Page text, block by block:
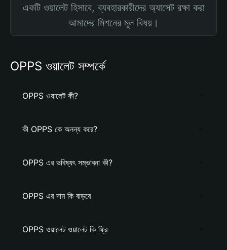
একটি ওয়ালেট হিসাবে, ব্যবহারকারীদের অ্যাসেট রক্ষা করা
আমাদের মিশনের মূল বিষয়।
OPPS ওয়ালেট সম্পর্কে
OPPS ওয়ালেট কী?
কী OPPS কে অনন্য করে?
OPPS এর ভবিষ্যৎ সম্ভাবনা কী?
OPPS এর দাম কি বাড়বে
OPPS ওয়ালেট ওয়ালেট কি ফ্রি